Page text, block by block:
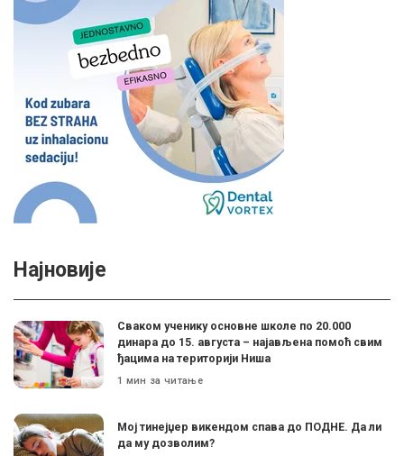
Најновије
Сваком ученику основне школе по 20.000
динара до 15. августа – најављена помоћ свим
ђацима на територији Ниша
1 мин за читање
Мој тинејџер викендом спава до ПОДНЕ. Да ли
да му дозволим?